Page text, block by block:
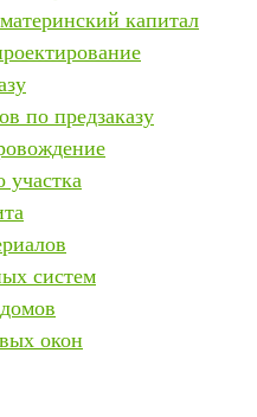
капитал
по предзаказу
участка
систем
окон